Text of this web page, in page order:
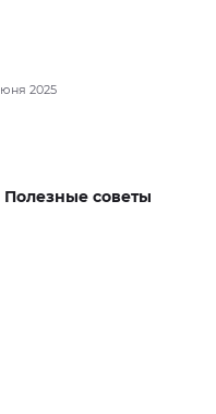
2025
Полезные советы